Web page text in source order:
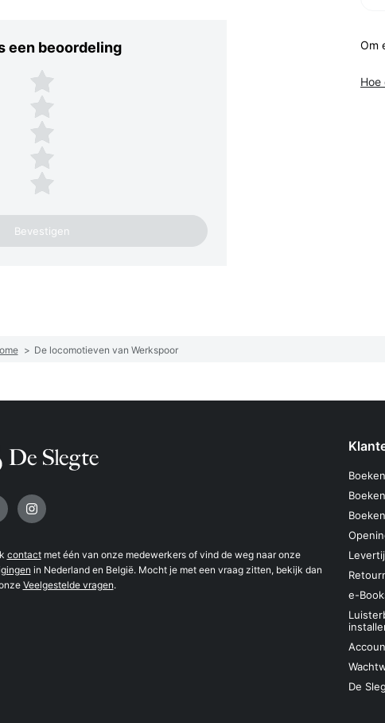
een beoordeling
Plaats een beoordeling
5 sterren
4 sterren
3 sterren
2 sterren
1 ster
Om
Hoe
> De locomotieven van Werkspoor
ons op
contactmet één van onze medewerkers of vind de weg naar onze
in Nederland en België. Mocht je met een vraag zitten, bekijk dan
Veelgestelde vragen.
e-
De